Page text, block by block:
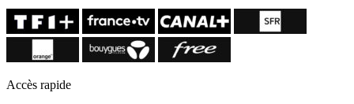
Accès rapide